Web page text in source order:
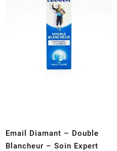
Email Diamant – Double
Blancheur – Soin Expert